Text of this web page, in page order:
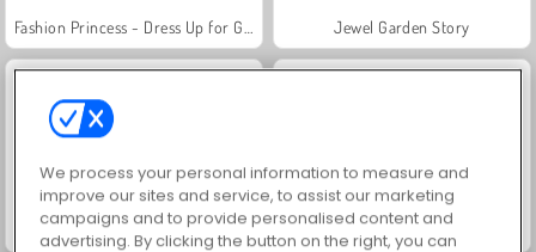
Jewel Garden Story
Masha and the Bear: Meadows Scala 40
We process your personal information to measure and
improve our sites and service, to assist our marketing
campaigns and to provide personalised content and
advertising. By clicking the button on the right, you can